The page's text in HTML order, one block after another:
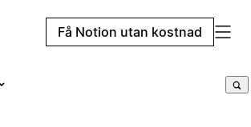
Få Notion utan kostnad